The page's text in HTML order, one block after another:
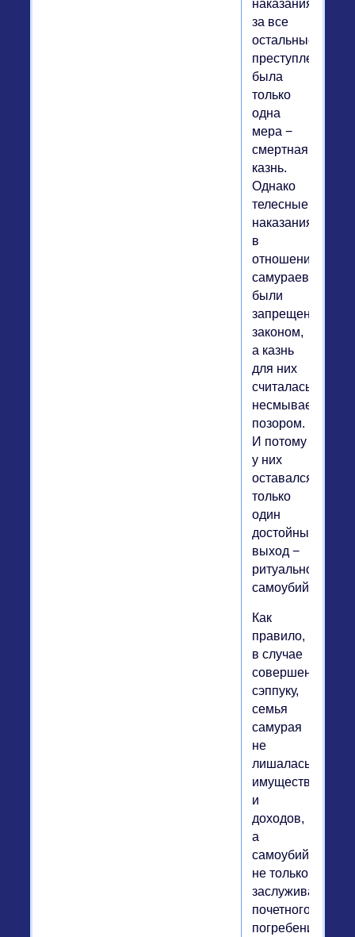
наказаниям,
за все
остальные
преступления
была
только
одна
мера −
смертная
казнь.
Однако
телесные
наказания
в
отношении
самураев
были
запрещены
законом,
а казнь
для них
считалась
несмываемым
позором.
И потому
у них
оставался
только
один
достойный
выход −
ритуальное
самоубийство.
Как
правило,
в случае
совершения
сэппуку,
семья
самурая
не
лишалась
имущества
и
доходов,
а
самоубийца
не только
заслуживал
почетного
погребения,